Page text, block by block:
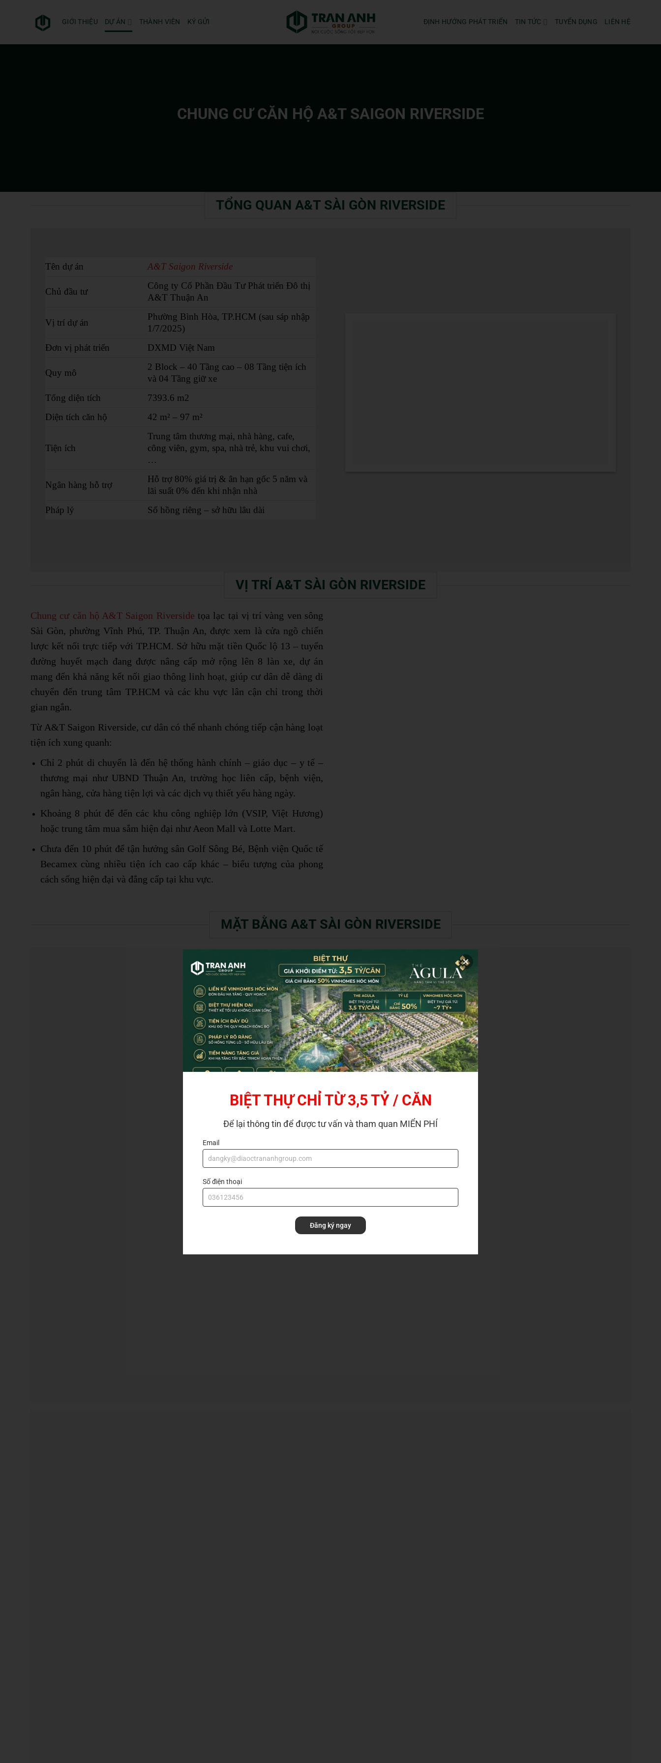
dung
GIỚI THIỆU DỰ ÁN THÀNH VIÊN KÝ GỬI ĐỊNH HƯỚNG PHÁT TRIỂN TIN TỨC TUYỂN DỤNG LIÊN HỆ
CHUNG CƯ CĂN HỘ A&T SAIGON RIVERSIDE
TỔNG QUAN A&T SÀI GÒN RIVERSIDE
Tên dự án A&T Saigon Riverside
Chủ đầu tư
Công ty Cổ Phần Đầu Tư Phát triển Đô thị
A&T Thuận An
Vị trí dự án
Phường Bình Hòa, TP.HCM (sau sáp nhập
1/7/2025)
Đơn vị phát triển
DXMD Việt Nam
Quy mô
2 Block – 40 Tầng cao – 08 Tầng tiện ích
và 04 Tầng giữ xe
Tổng diện tích
7393.6 m2
Diện tích căn hộ
42 m² – 97 m²
Tiện ích
Trung tâm thương mại, nhà hàng, cafe,
công viên, gym, spa, nhà trẻ, khu vui chơi,
…
Ngân hàng hỗ trợ
Hỗ trợ 80% giá trị & ân hạn gốc 5 năm và
lãi suất 0% đến khi nhận nhà
Pháp lý
Sổ hồng riêng – sở hữu lâu dài
VỊ TRÍ A&T SÀI GÒN RIVERSIDE
Chung cư căn hộ A&T Saigon Riverside tọa lạc tại vị trí vàng ven sông
Sài Gòn, phường Vĩnh Phú, TP. Thuận An, được xem là cửa ngõ chiến
lược kết nối trực tiếp với TP.HCM. Sở hữu mặt tiền Quốc lộ 13 – tuyến
đường huyết mạch đang được nâng cấp mở rộng lên 8 làn xe, dự án
mang đến khả năng kết nối giao thông linh hoạt, giúp cư dân dễ dàng di
chuyển đến trung tâm TP.HCM và các khu vực lân cận chỉ trong thời
gian ngắn.
Từ A&T Saigon Riverside, cư dân có thể nhanh chóng tiếp cận hàng loạt
tiện ích xung quanh:
Chỉ 2 phút di chuyển là đến hệ thống hành chính – giáo dục – y tế –
thương mại như UBND Thuận An, trường học liên cấp, bệnh viện,
ngân hàng, cửa hàng tiện lợi và các dịch vụ thiết yếu hàng ngày.
Khoảng 8 phút để đến các khu công nghiệp lớn (VSIP, Việt Hương)
hoặc trung tâm mua sắm hiện đại như Aeon Mall và Lotte Mart.
Chưa đến 10 phút để tận hưởng sân Golf Sông Bé, Bệnh viện Quốc tế
Becamex cùng nhiều tiện ích cao cấp khác – biểu tượng của phong
cách sống hiện đại và đẳng cấp tại khu vực.
MẶT BẰNG A&T SÀI GÒN RIVERSIDE
BIỆT THỰ CHỈ TỪ 3,5 TỶ / CĂN
Để lại thông tin để được tư vấn và tham quan MIỂN PHÍ
Email
Số điện thoại
Đăng ký ngay